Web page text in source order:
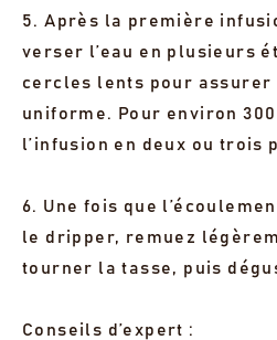
5. Après la première
verser l’eau en plusieurs
cercles lents pour assurer
uniforme. Pour environ
l’infusion en deux ou trois
6. Une fois que
le dripper, remuez
tourner la tasse, puis
Conseils d’expert :